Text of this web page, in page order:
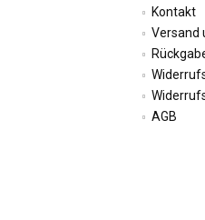
Kontakt
Versand
AGB